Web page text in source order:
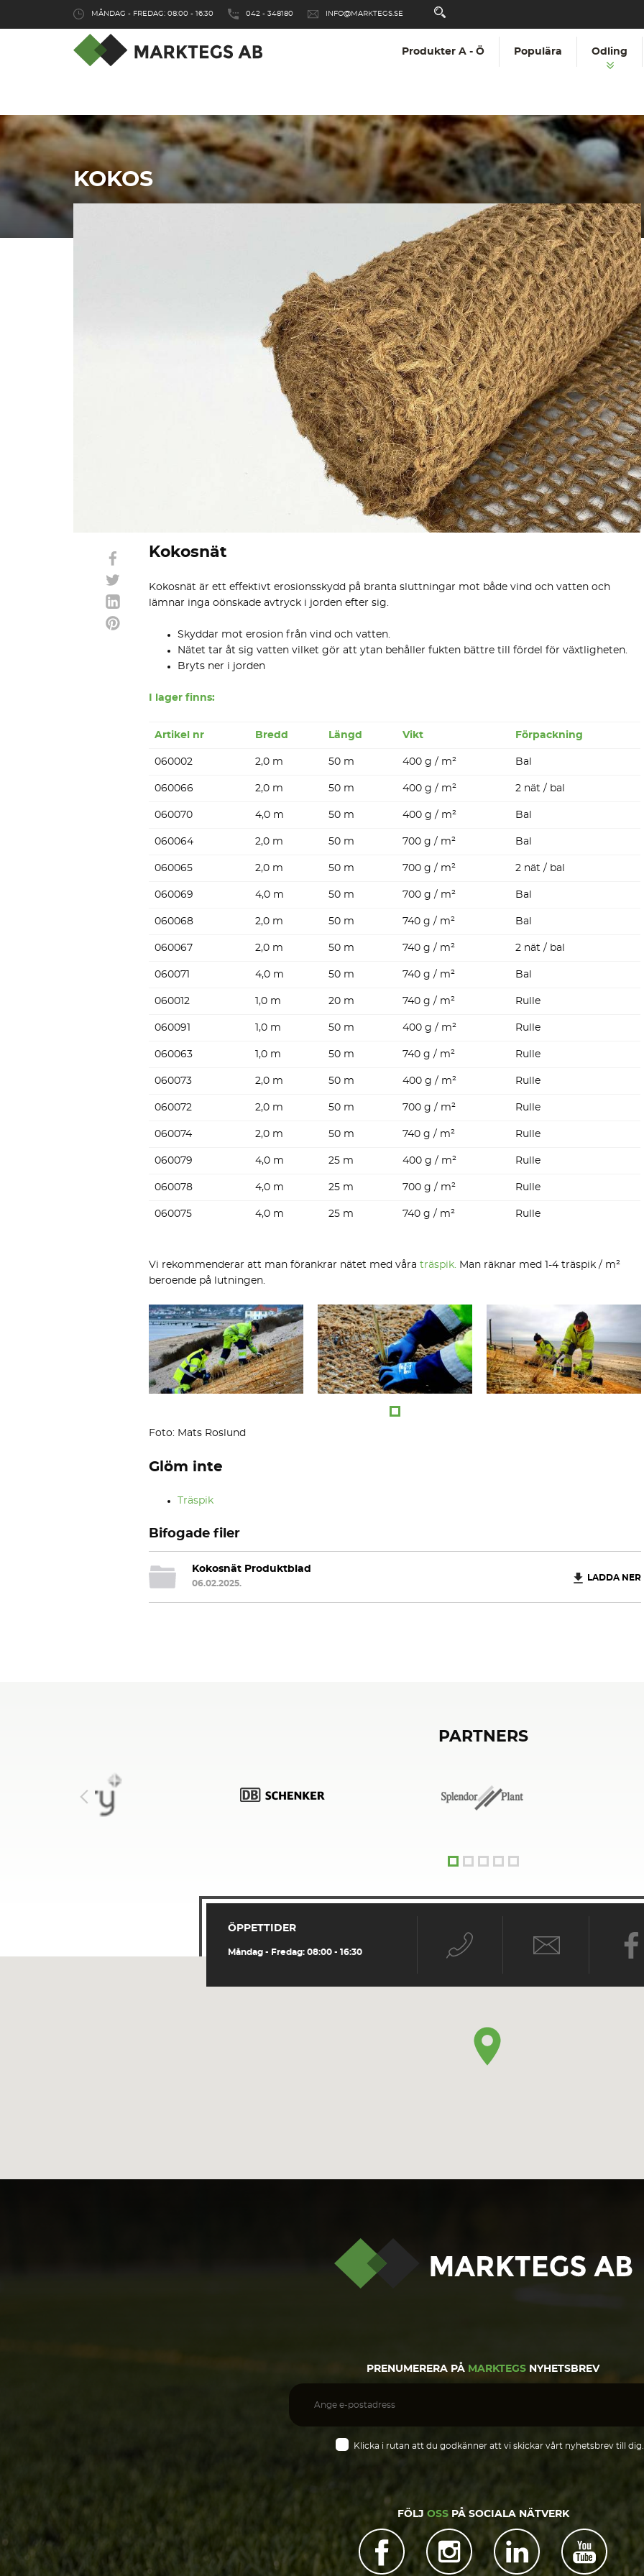
MÅNDAG - FREDAG: 08:00 - 16:30 042 - 348180 INFO@MARKTEGS.SE
Produkter A - Ö Populära Odling
KOKOS
Kokosnät
Kokosnät är ett effektivt erosionsskydd på branta sluttningar mot både vind och vatten och
lämnar inga oönskade avtryck i jorden efter sig.
Skyddar mot erosion från vind och vatten.
Nätet tar åt sig vatten vilket gör att ytan behåller fukten bättre till fördel för växtligheten.
Bryts ner i jorden
I lager finns:
Artikel nr Bredd Längd Vikt Förpackning
060002 2,0 m 50 m 400 g / m² Bal
060066 2,0 m 50 m 400 g / m² 2 nät / bal
060070 4,0 m 50 m 400 g / m² Bal
060064 2,0 m 50 m 700 g / m² Bal
060065 2,0 m 50 m 700 g / m² 2 nät / bal
060069 4,0 m 50 m 700 g / m² Bal
060068 2,0 m 50 m 740 g / m² Bal
060067 2,0 m 50 m 740 g / m² 2 nät / bal
060071 4,0 m 50 m 740 g / m² Bal
060012 1,0 m 20 m 740 g / m² Rulle
060091 1,0 m 50 m 400 g / m² Rulle
060063 1,0 m 50 m 740 g / m² Rulle
060073 2,0 m 50 m 400 g / m² Rulle
060072 2,0 m 50 m 700 g / m² Rulle
060074 2,0 m 50 m 740 g / m² Rulle
060079 4,0 m 25 m 400 g / m² Rulle
060078 4,0 m 25 m 700 g / m² Rulle
060075 4,0 m 25 m 740 g / m² Rulle
Vi rekommenderar att man förankrar nätet med våra träspik. Man räknar med 1-4 träspik / m²
beroende på lutningen.
Foto: Mats Roslund
Glöm inte
Träspik
Bifogade filer
Kokosnät Produktblad
06.02.2025.
LADDA NER
Ny
PARTNERS
ÖPPETTIDER
Måndag - Fredag: 08:00 - 16:30
PRENUMERERA PÅ MARKTEGS NYHETSBREV
Klicka i rutan att du godkänner att vi skickar vårt nyhetsbrev till dig.
FÖLJ OSSPÅ SOCIALA NÄTVERK